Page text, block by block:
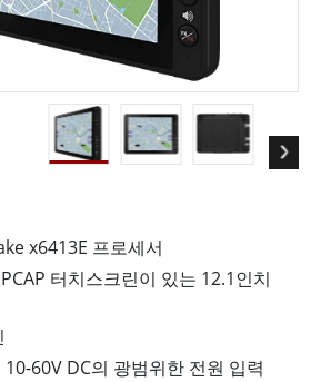
x6413E 프로세서
터치스크린이 있는 12.1인치
60V DC의 광범위한 전원 입력